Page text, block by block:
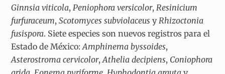
Ginnsia viticola, Peniophora versicolor, Resinicium
furfuraceum, Scotomyces subviolaceus yRhizoctonia
fusispora. Siete especies son nuevos registros para el
Estado de México:Amphinema byssoides,
Asterostroma cervicolor,Athelia decipiens, Coniophora